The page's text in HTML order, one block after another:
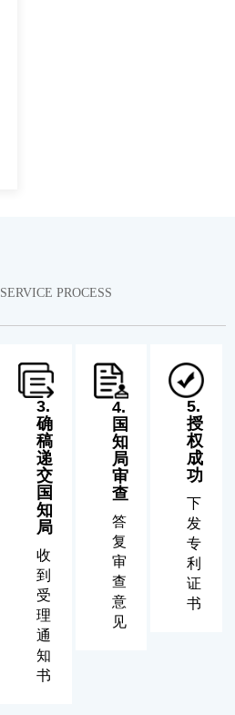
SERVICE PROCESS
3.
确
稿
递
交
国
知
局
收
到
受
理
通
知
书
4.
国
知
局
审
查
答
复
审
查
意
见
5.
授
权
成
功
下
发
专
利
证
书